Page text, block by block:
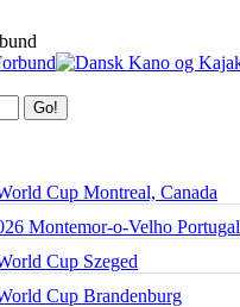
Cup Montreal, Canada
Montemor-o-Velho Portugal
Cup Szeged
Cup Brandenburg